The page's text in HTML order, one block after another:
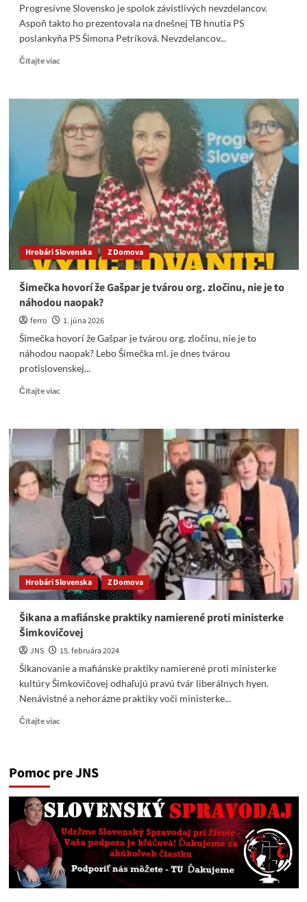
Progresívne Slovensko je spolok závistlivých nevzdelancov.
Aspoň takto ho prezentovala na dnešnej TB hnutia PS
poslankyňa PS Šimona Petríková. Nevzdelancov...
Čítajte viacRead
Progresívne
Slovensko
je
spolok
závistlivých
nevzdelancov
a
chamtivcov
Hrobári Slovenska Z Domova
Šimečka hovorí že Gašpar je tvárou org. zločinu, nie je to
náhodou naopak?
ferro
1. júna 2026
Šimečka hovorí že Gašpar je tvárou org. zločinu, nie je to
náhodou naopak? Lebo Šimečka ml. je dnes tvárou
protislovenskej...
Čítajte viacRead
Šimečka
hovorí
Gašpar
je
tvárou
org.
zločinu,
nie
je
to
náhodou
naopak?
Hrobári Slovenska Z Domova
Šikana a mafiánske praktiky namierené proti ministerke
Šimkovičovej
JNS
15. februára 2024
Šikanovanie a mafiánske praktiky namierené proti ministerke
kultúry Šimkovičovej odhaľujú pravú tvár liberálnych hyen.
Nenávistné a nehorázne praktiky voči ministerke...
Čítajte viacRead
a
praktiky
namierené
ministerke
Šimkovičovej
Pomoc pre JNS